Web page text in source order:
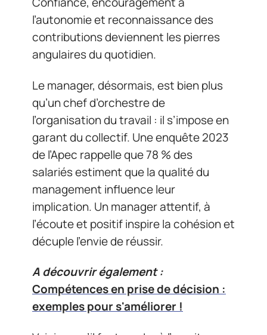
l’autonomie et reconnaissance des
contributions deviennent les pierres
angulaires du quotidien.
Le manager, désormais, est bien plus
qu’un chef d’orchestre de
l’organisation du travail : il s’impose en
garant du collectif. Une enquête 2023
de l’Apec rappelle que 78 % des
salariés estiment que la qualité du
management influence leur
implication. Un manager attentif, à
l’écoute et positif inspire la cohésion et
décuple l’envie de réussir.
A découvrir également :
Compétences en prise de décision :
exemples pour s'améliorer !